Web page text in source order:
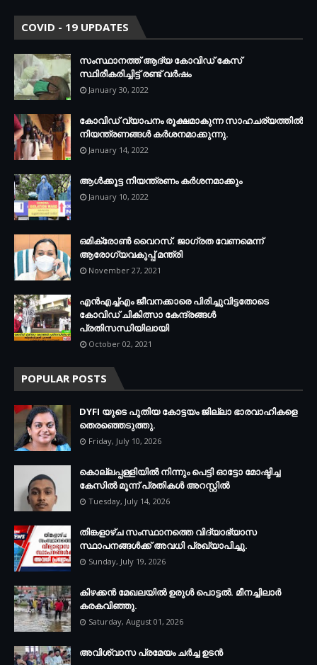
COVID - 19 UPDATES
സംസ്ഥാനത്ത് ആദ്യ കോവിഡ് കേസ്
സ്ഥിരീകരിച്ചിട്ട് രണ്ട് വര്‍ഷം
January 30, 2022
കോവിഡ് വ്യാപനം രൂക്ഷമാകുന്ന സാഹചര്യത്തില്‍
നിയന്ത്രണങ്ങള്‍ കര്‍ശനമാക്കുന്നു.
January 14, 2022
ആള്‍ക്കൂട്ട നിയന്ത്രണം കര്‍ശനമാക്കും
January 10, 2022
ഒമിക്രോണ്‍ വൈറസ്. ജാഗ്രത വേണമെന്ന്
ആരോഗ്യവകുപ്പ് മന്ത്രി
November 27, 2021
എന്‍എച്ച്എം ജീവനക്കാരെ പിരിച്ചുവിട്ടതോടെ
കോവിഡ് ചികിത്സാ കേന്ദ്രങ്ങള്‍
പ്രതിസന്ധിയിലായി
October 02, 2021
POPULAR POSTS
DYFI യുടെ പുതിയ കോട്ടയം ജില്ലാ ഭാരവാഹികളെ
തെരഞ്ഞെടുത്തു.
Friday, July 10, 2026
കൊല്ലപ്പള്ളിയില്‍ നിന്നും പെട്ടി ഓട്ടോ മോഷ്ടിച്ച
കേസില്‍ മൂന്ന് പ്രതികള്‍ അറസ്റ്റില്‍
Tuesday, July 14, 2026
തിങ്കളാഴ്ച സംസ്ഥാനത്തെ വിദ്യാഭ്യാസ
സ്ഥാപനങ്ങള്‍ക്ക് അവധി പ്രഖ്യാപിച്ചു.
Sunday, July 19, 2026
കിഴക്കന്‍ മേഖലയില്‍ ഉരുള്‍ പൊട്ടല്‍. മീനച്ചിലാര്‍
കരകവിഞ്ഞു.
Saturday, August 01, 2026
അവിശ്വാസ പ്രമേയം ചര്‍ച്ച ഉടന്‍